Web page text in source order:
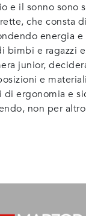
il sonno sono
che
energia
e
junior,
e
ergonomia e
non per